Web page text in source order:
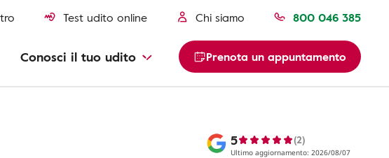
Test udito online Chi siamo 800 046 385
Conosci il tuo udito Prenota un appuntamento
5 (2)
Ultimo aggiornamento: 2026/08/07